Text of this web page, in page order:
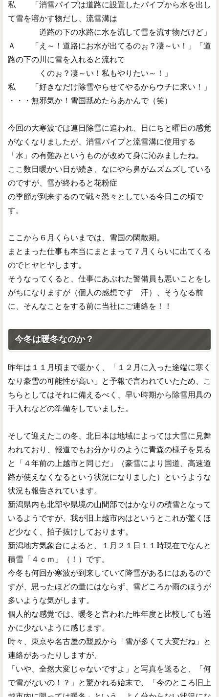
私 「消雪パイプは道路に設置したパイプから水を出し
て雪を溶かす物だし、流雪溝は
道路の下の水路に水を流して雪を流す物だけど」
Ａ 「え～！道路にお水が出てるのぉ？凄～い！」「道
路の下の川に雪を入れると流れて
くのぉ？凄～い！私もやりたい～！」
私 「好きなだけ除雪やらせてやるからウチに来い！」
・・・無邪気か！雪国舐めたらあかんで（笑）
今回の大寒波では連日除雪に追われ、日にちと曜日の感覚
がなくなりましたが、消雪パイプと流雪溝に使用する
「水」の有難みというものが改めて身に沁みましたね。
ここ数日暖かい日が続き、なにやら鼻がムズムズしている
のですが、雪が終わると花粉症
の季節が到来するので戦々恐々としている今日この頃で
す。
ここから６月くらいまでは、雪国の閑散期。
まとまった仕事も本当にまとまって７月くらいに出てくる
のでヒヤヒヤします。
そうなってくると、仕事にあぶれた警備員も悪いことをし
がちになりますが（個人の感想です 汗）、そうなる前
に、そんなことをする前に当社にご連絡を！！
今冬は暖冬なのか？
昨年は１１月頃まで暖かく、「１２月に入った途端に寒く
なり豪雪の可能性が高い」と予報で言われていたため、こ
ちらとしてはそれに備えるべく、早い時期から除雪用具の
手入れなどの準備をしていました。
そして迎えたこの冬、北日本は地域によっては大雪に見舞
われており、報道でもお分かりのように青森の様子を見る
と「４年前の上越市と同じだ」（豪雪により国道、高速道
路が使えなくなるという状況になりました）というような
状況も報告されています。
新潟県内も北部や県境の山間部ではかなりの積雪となって
いるようですが、我が旧上越市内はというとこれが驚くほ
ど少なく、拍子抜けしております。
新潟地方気象台によると、１月２１日１１時現在でなんと
積雪「４ｃｍ」（！）です。
今冬も何回か寒波が到来していて降雪があるにはあるので
すが、思ったほどの量にはならず、雪どころか雨のほうが
多いような気がします。
個人的な感覚では、暖冬と言われた昨年度と比較しても遥
かに少ないように感じます。
時々、東京や名古屋の親戚から「雪が多くて大変だね」と
連絡があったりしますが、
「いや、全然大変じゃないですよ」と写真を送ると、「何
で雪がないの！？」と驚かれる始末で、「今のところ旧上